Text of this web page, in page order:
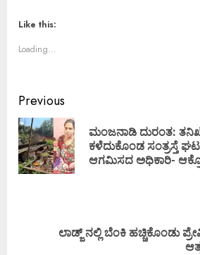
Like this:
Loading...
Previous
ಮಂಜನಾಡಿ ದುರಂತ:
ಕಳೆದುಕೊಂಡ ಸಂತ್ರಸ್ತೆ
ಆಗಮಿಸದ ಅಧಿಕಾರಿ-
ಲಾಡ್ಜ್ ನಲ್ಲಿ ಬೆಂಕಿ ಹಚ್ಚಿಕೊಂಡು